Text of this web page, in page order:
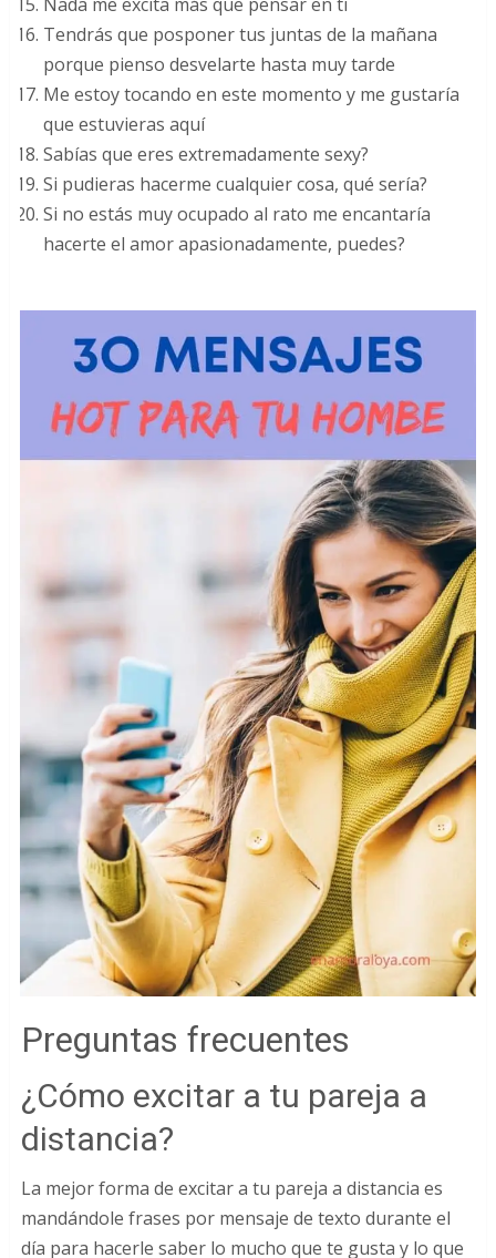
Tendrás que posponer tus juntas de la mañana
porque pienso desvelarte hasta muy tarde
Me estoy tocando en este momento y me gustaría
que estuvieras aquí
Sabías que eres extremadamente sexy?
Si pudieras hacerme cualquier cosa, qué sería?
Si no estás muy ocupado al rato me encantaría
hacerte el amor apasionadamente, puedes?
Preguntas frecuentes
¿Cómo excitar a tu pareja a
distancia?
La mejor forma de excitar a tu pareja a distancia es
mandándole frases por mensaje de texto durante el
día para hacerle saber lo mucho que te gusta y lo que